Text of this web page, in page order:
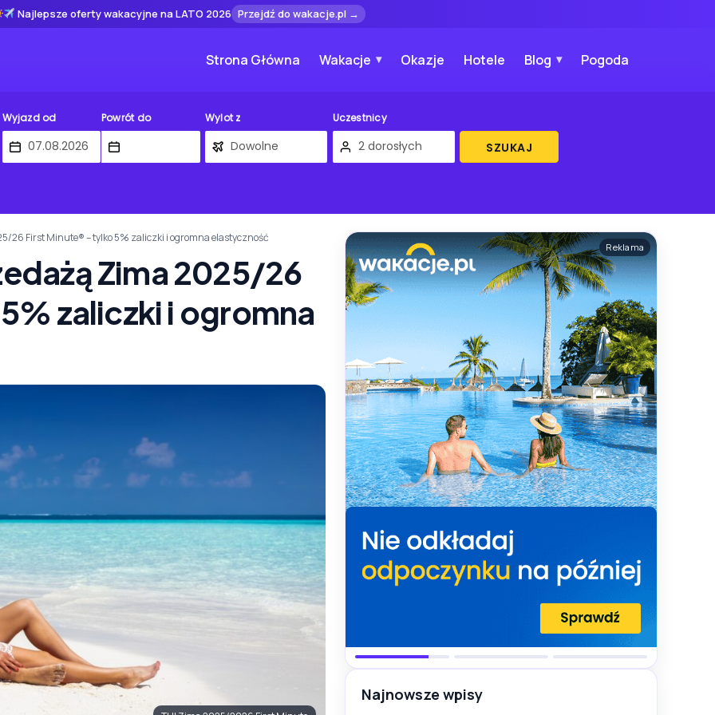
Najlepsze oferty wakacyjne na LATO 2026 Przejdź do wakacje.pl →
Strona Główna Wakacje Okazje Hotele Blog Pogoda
Wyjazd od Powrót do Wylot z Uczestnicy
SZUKAJ
26 First Minute® – tylko 5% zaliczki i ogromna elastyczność
Zima 2025/26
zaliczki i ogromna
Reklama
Najnowsze wpisy